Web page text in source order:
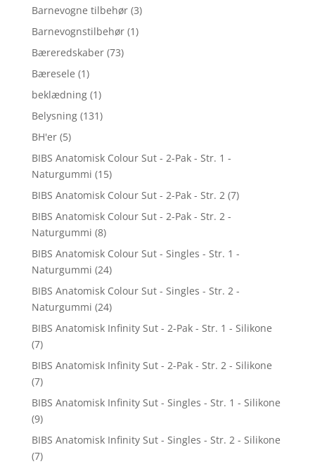
Barnevogne tilbehør (3)
Barnevognstilbehør (1)
Bæreredskaber (73)
Bæresele (1)
beklædning (1)
Belysning (131)
BH'er (5)
BIBS Anatomisk Colour Sut - 2-Pak - Str. 1 -
Naturgummi (15)
BIBS Anatomisk Colour Sut - 2-Pak - Str. 2 (7)
BIBS Anatomisk Colour Sut - 2-Pak - Str. 2 -
Naturgummi (8)
BIBS Anatomisk Colour Sut - Singles - Str. 1 -
Naturgummi (24)
BIBS Anatomisk Colour Sut - Singles - Str. 2 -
Naturgummi (24)
BIBS Anatomisk Infinity Sut - 2-Pak - Str. 1 - Silikone
(7)
BIBS Anatomisk Infinity Sut - 2-Pak - Str. 2 - Silikone
(7)
BIBS Anatomisk Infinity Sut - Singles - Str. 1 - Silikone
(9)
BIBS Anatomisk Infinity Sut - Singles - Str. 2 - Silikone
(7)